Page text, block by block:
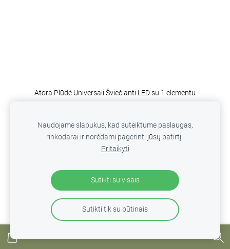
Atora Plūdė Universali Šviečianti LED su 1 elementu
PERŽIŪRĖTI PARINKTIS
Naudojame slapukus, kad suteiktume paslaugas,
rinkodarai ir norėdami pagerinti jūsų patirtį.
Pritaikyti
Sutikti su visais
Sutikti tik su būtinais